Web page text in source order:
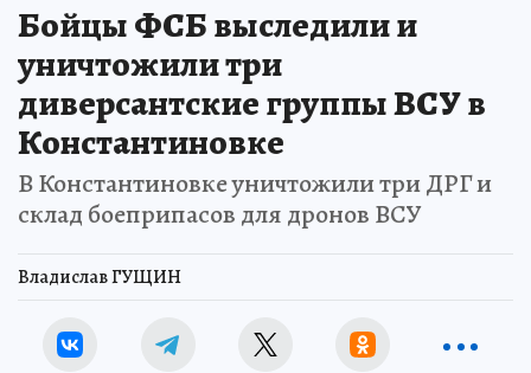
Бойцы ФСБ выследили и
уничтожили три
диверсантские группы ВСУ в
Константиновке
В Константиновке уничтожили три ДРГ и
склад боеприпасов для дронов ВСУ
Владислав ГУЩИН